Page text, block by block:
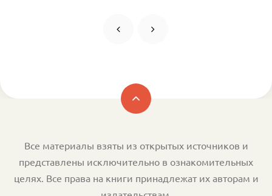
Все материалы взяты из открытых источников и
представлены исключительно в ознакомительных
целях. Все права на книги принадлежат их авторам и